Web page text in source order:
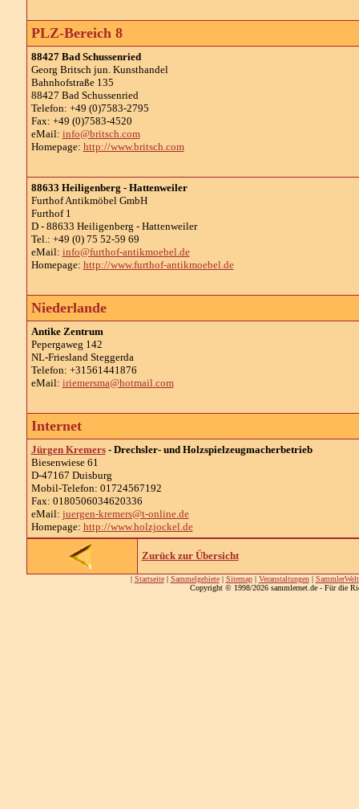
PLZ-Bereich 8
88427 Bad Schussenried
Georg Britsch jun. Kunsthandel
Bahnhofstraße 135
88427 Bad Schussenried
Telefon: +49 (0)7583-2795
Fax: +49 (0)7583-4520
eMail: info@britsch.com
Homepage: http://www.britsch.com
88633 Heiligenberg - Hattenweiler
Furthof Antikmöbel GmbH
Furthof 1
D - 88633 Heiligenberg - Hattenweiler
Tel.: +49 (0) 75 52-59 69
eMail: info@furthof-antikmoebel.de
Homepage: http://www.furthof-antikmoebel.de
Niederlande
Antike Zentrum
Pepergaweg 142
NL-Friesland Steggerda
Telefon: +31561441876
eMail: iriemersma@hotmail.com
Internet
Jürgen Kremers- Drechsler- und Holzspielzeugmacherbetrieb
Biesenwiese 61
D-47167 Duisburg
Mobil-Telefon: 01724567192
Fax: 0180506034620336
eMail: juergen-kremers@t-online.de
Homepage: http://www.holzjockel.de
Zurück zur Übersicht
| Startseite| Sammelgebiete| Sitemap| Veranstaltungen| SammlerWelt
Copyright © 1998/2026 sammlernet.de - Für die